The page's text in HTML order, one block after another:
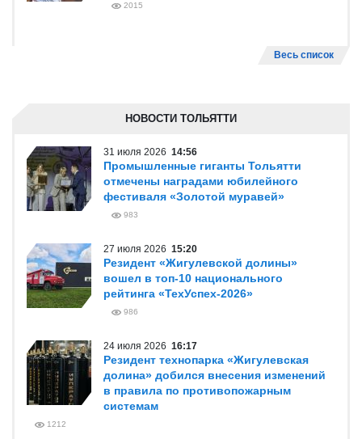
2015
Весь список
НОВОСТИ ТОЛЬЯТТИ
31 июля 2026 14:56
Промышленные гиганты Тольятти
отмечены наградами юбилейного
фестиваля «Золотой муравей»
983
27 июля 2026 15:20
Резидент «Жигулевской долины»
вошел в топ-10 национального
рейтинга «ТехУспех-2026»
986
24 июля 2026 16:17
Резидент технопарка «Жигулевская
долина» добился внесения изменений
в правила по противопожарным
системам
1212